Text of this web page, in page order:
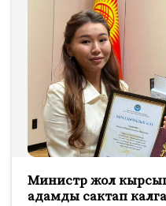
Министр жол
адамды сактап